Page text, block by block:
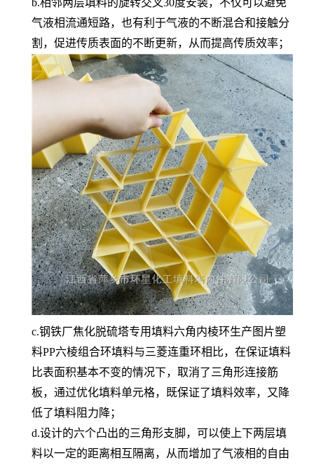
b.相邻两层填料的旋转交叉30度安装，不仅可以避免
气液相流通短路，也有利于气液的不断混合和接触分
割，促进传质表面的不断更新，从而提高传质效率；
c.钢铁厂焦化脱硫塔专用填料六角内棱环生产图片塑
料PP六棱组合环填料与三菱连重环相比，在保证填料
比表面积基本不变的情况下，取消了三角形连接筋
板，通过优化填料单元格，既保证了填料效率，又降
低了填料阻力降；
d.设计的六个凸出的三角形支脚，可以使上下两层填
料以一定的距离相互隔离，从而增加了气液相的自由